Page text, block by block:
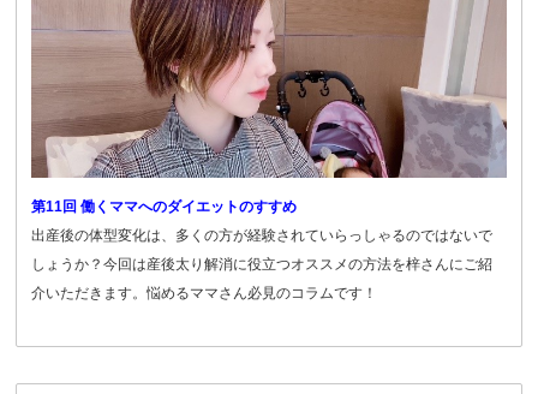
第11回 働くママへのダイエットのすすめ
出産後の体型変化は、多くの方が経験されていらっしゃるのではないで
しょうか？今回は産後太り解消に役立つオススメの方法を梓さんにご紹
介いただきます。悩めるママさん必見のコラムです！